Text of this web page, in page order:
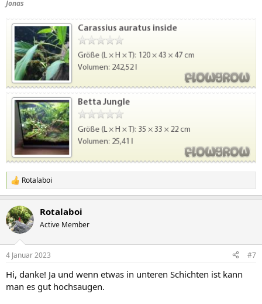
Jonas
R
e
k
t
i
e
:
Rotalaboi
Rotalaboi
Active Member
4 Januar 2023 #7
Hi, danke! Ja und wenn etwas in unteren Schichten ist kann
man es gut hochsaugen.